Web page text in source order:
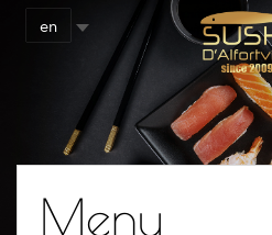
en
Menu
Cookies management panel